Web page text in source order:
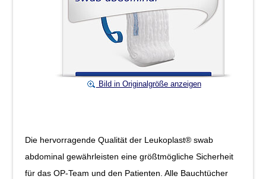
Bild in Originalgröße anzeigen
Die hervorragende Qualität der Leukoplast® swab
abdominal gewährleisten eine größtmögliche Sicherheit
für das OP-Team und den Patienten. Alle Bauchtücher